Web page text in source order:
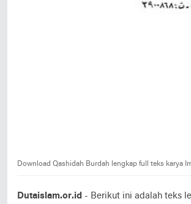
Download Qashidah Burdah lengkap full teks karya
Dutaislam.or.id - Berikut ini adalah teks